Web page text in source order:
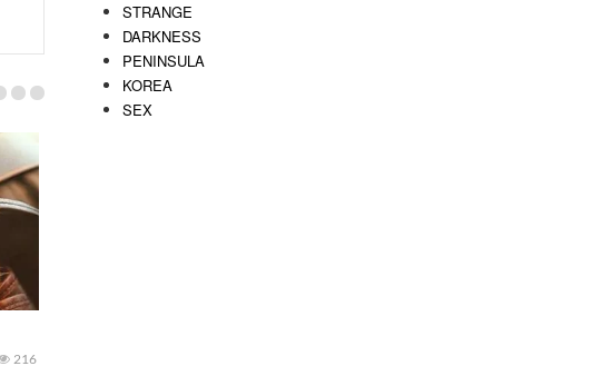
216
STRANGE
DARKNESS
PENINSULA
KOREA
SEX